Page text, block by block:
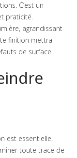
C’est un
praticité.
agrandissant
finition mettra
de surface.
est essentielle.
toute trace de